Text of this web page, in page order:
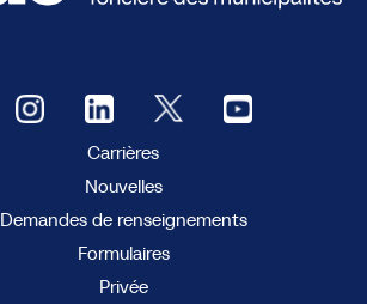
Carrières
Nouvelles
Demandes de renseignements
Formulaires
Privée